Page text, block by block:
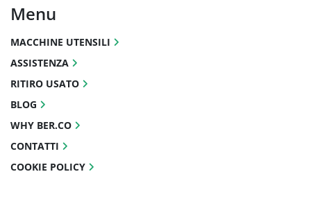
Menu
MACCHINE UTENSILI
ASSISTENZA
RITIRO USATO
BLOG
WHY BER.CO
CONTATTI
COOKIE POLICY